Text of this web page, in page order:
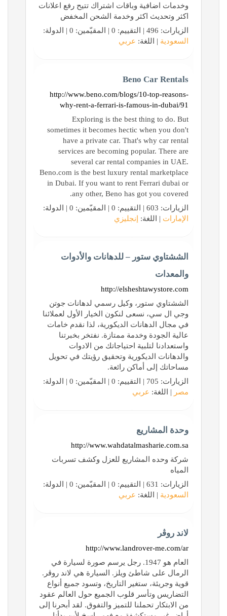
وخدمات اضافية وباقات اشتراك تتيح رفع اعلانات
اكثر وتحديث اكثر وخدمة الشحن المخفض
الزيارات: 496 | التقييم: 0 | المقيّمين: 0 | الدولة:
السعودية | اللغة: عربي
Beno Car Rentals
http://www.beno.com/blogs/10-top-reasons-
why-rent-a-ferrari-is-famous-in-dubai/91
Exploring is the best thing to do. But
sometimes it becomes hectic when you don't
have a private car. That's why car rental
services are becoming popular. There are
several car rental companies in UAE.
Beno.com is the best luxury rental marketplace
in Dubai. If you want to rent Ferrari dubai or
any other, Beno has got you covered.
الزيارات: 603 | التقييم: 0 | المقيّمين: 0 | الدولة:
الإمارات | اللغة: إنجليزي
الششتاوي ستور – للدهانات والأدوات
والمعدات
http://elsheshtawystore.com
الششتاوي ستور، وكيل رسمي لدهانات جوتن
وجي ال سي، نسعى لنكون الخيار الأول لعملائنا
في مجال الدهانات الديكورية، لذا نقدم خامات
عالية الجودة وخدمة ممتازة. نفتخر بخبرتنا
واستعدادنا لتلبية احتياجاتك من الادوات
والدهانات الديكورية وتحقيق رؤيتك في تحويل
مساحاتك إلى أماكن رائعة.
الزيارات: 705 | التقييم: 0 | المقيّمين: 0 | الدولة:
مصر | اللغة: عربي
وحدة المشاريع
http://www.wahdatalmasharie.com.sa
شركة وحده المشاريع للعزل وكشف تسربات
المياه
الزيارات: 631 | التقييم: 0 | المقيّمين: 0 | الدولة:
السعودية | اللغة: عربي
لاند روڨر
http://www.landrover-me.com/ar
العام هو 1947. رجل يرسم صورة لسيارة في
الرمال على شاطئ ويلز. السيارة هي لاند روڤر.
قوية وجريئة، ستغير التاريخ، وتسود جميع أنواع
التضاريس وتأسر قلوب الجميع حول العالم عقود
من الابتكار تحملنا للتميز والتفوق. لقد أبحرنا إلى